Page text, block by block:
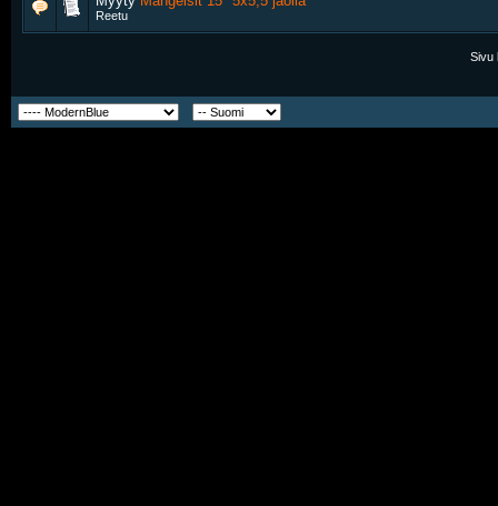
Reetu
Sivu